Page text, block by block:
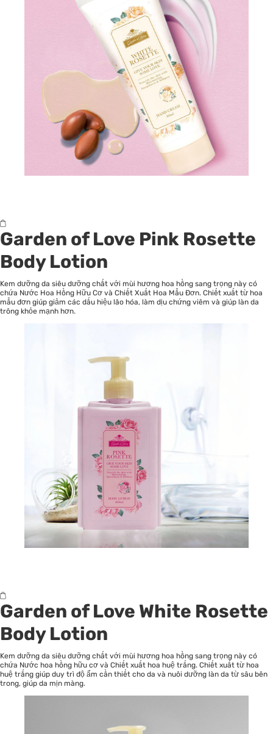
Garden of Love Pink Rosette
Body Lotion
Kem dưỡng da siêu dưỡng chất với mùi hương hoa hồng sang trọng này có
chứa Nước Hoa Hồng Hữu Cơ và Chiết Xuất Hoa Mẫu Đơn. Chiết xuất từ ​​hoa
mẫu đơn giúp giảm các dấu hiệu lão hóa, làm dịu chứng viêm và giúp làn da
trông khỏe mạnh hơn.
Garden of Love White Rosette
Body Lotion
Kem dưỡng da siêu dưỡng chất với mùi hương hoa hồng sang trọng này có
chứa Nước hoa hồng hữu cơ và Chiết xuất hoa huệ trắng. Chiết xuất từ ​​hoa
huệ trắng giúp duy trì độ ẩm cần thiết cho da và nuôi dưỡng làn da từ sâu bên
trong, giúp da mịn màng.